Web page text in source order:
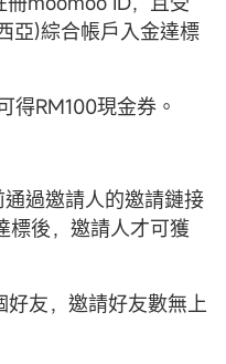
亞)綜合帳戶入金達標
得RM100現金券。
過邀請人的邀請鏈接
標後，邀請人才可獲
好友，邀請好友數無上